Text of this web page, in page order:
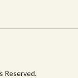
Reserved.